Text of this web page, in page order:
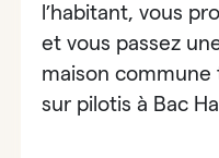
l’habitant, vous
et vous passez
maison
sur pilotis à Bac